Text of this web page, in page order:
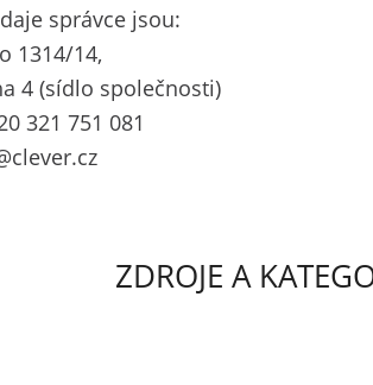
správce jsou:
1314/14,
4 (sídlo společnosti)
321 751 081
ZDROJE A